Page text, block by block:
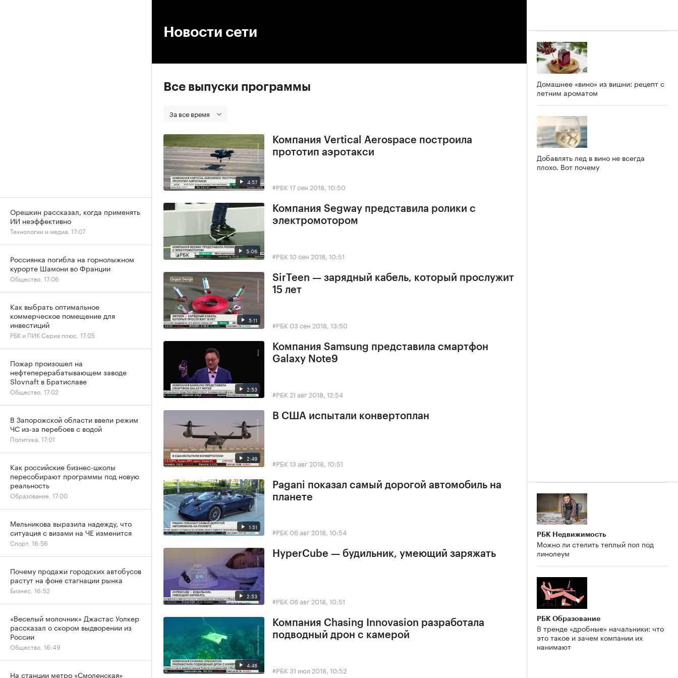
Новости сети
Все выпуски программы
За все время
4:57
Компания Vertical Aerospace построила
прототип аэротакси
#РБК17 сен 2018, 10:50
5:06
Компания Segway представила ролики с
электромотором
#РБК10 сен 2018, 10:51
5:11
SirTeen — зарядный кабель, который прослужит
15 лет
#РБК 03 сен 2018, 13:50
2:53
Компания Samsung представила смартфон
Galaxy Note9
#РБК 21 авг 2018, 12:54
2:49
В США испытали конвертоплан
#РБК13 авг 2018, 10:51
1:51
Pagani показал самый дорогой автомобиль на
планете
#РБК 06 авг 2018, 10:54
2:53
HyperCube — будильник, умеющий заряжать
#РБК 06 авг 2018, 10:51
4:46
Компания Chasing Innovasion разработала
подводный дрон с камерой
#РБК31 июл 2018, 10:52
Домашнее «вино» из вишни: рецепт с
летним ароматом
Добавлять лед в вино не всегда
плохо. Вот почему
РБК Недвижимость
Можно ли стелить теплый пол под
линолеум
РБК Образование
В тренде «дробные» начальники: что
это такое и зачем компании их
нанимают
Орешкин рассказал, когда применять
ИИ неэффективно
Технологии и медиа, 17:07
Россиянка погибла на горнолыжном
курорте Шамони во Франции
Общество, 17:06
Как выбрать оптимальное
коммерческое помещение для
инвестиций
РБК и ПИК Серия плюс, 17:05
Пожар произошел на
нефтеперерабатывающем заводе
Slovnaft в Братиславе
Общество, 17:02
В Запорожской области ввели режим
ЧС из-за перебоев с водой
Политика, 17:01
Как российские бизнес-школы
пересобирают программы под новую
реальность
Образование, 17:00
Мельникова выразила надежду, что
ситуация с визами на ЧЕ изменится
Спорт, 16:56
Почему продажи городских автобусов
растут на фоне стагнации рынка
Бизнес, 16:52
«Веселый молочник» Джастас Уолкер
рассказал о скором выдворении из
России
Общество, 16:49
На станции метро «Смоленская»